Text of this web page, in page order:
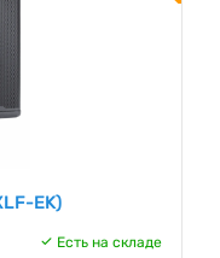
EK)
Есть на складе